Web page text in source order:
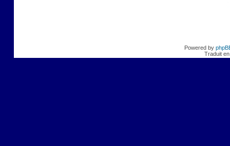
Powered by
Traduit